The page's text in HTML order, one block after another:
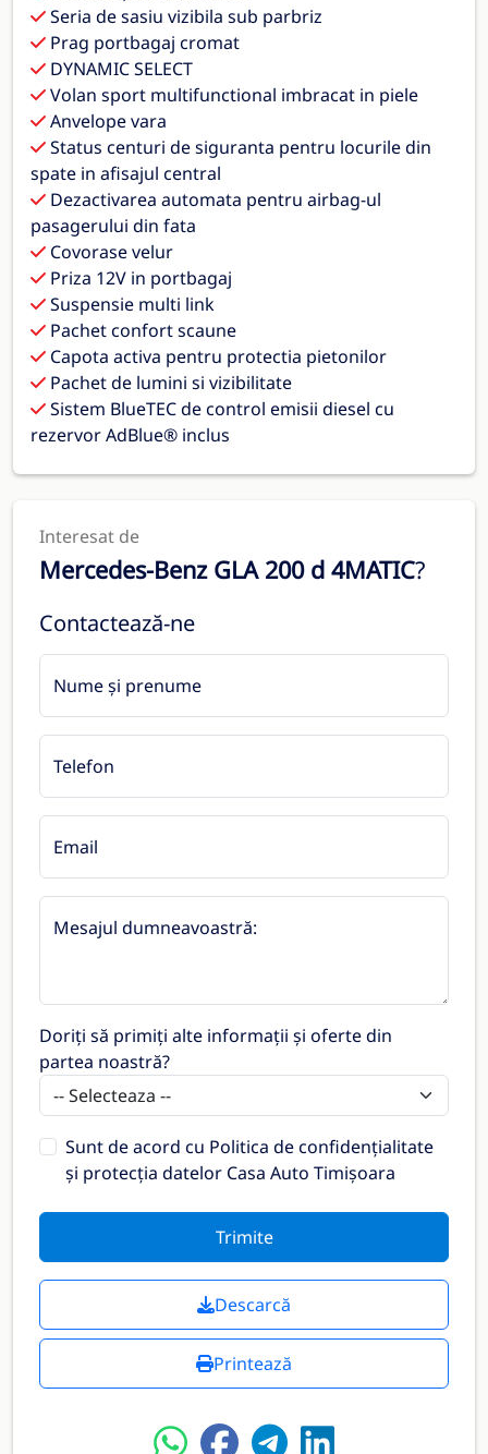
Seria de sasiu vizibila sub parbriz
Prag portbagaj cromat
DYNAMIC SELECT
Volan sport multifunctional imbracat in piele
Anvelope vara
Status centuri de siguranta pentru locurile din
spate in afisajul central
Dezactivarea automata pentru airbag-ul
pasagerului din fata
Covorase velur
Priza 12V in portbagaj
Suspensie multi link
Pachet confort scaune
Capota activa pentru protectia pietonilor
Pachet de lumini si vizibilitate
Sistem BlueTEC de control emisii diesel cu
rezervor AdBlue® inclus
Interesat de
Mercedes-Benz GLA 200 d 4MATIC?
Contactează-ne
Nume și prenume
Telefon
Email
Mesajul dumneavoastră:
Doriți să primiți alte informații și oferte din
partea noastră?
Sunt de acord cu Politica de confidențialitate
și protecția datelor Casa Auto Timișoara
Trimite
Descarcă
Printează